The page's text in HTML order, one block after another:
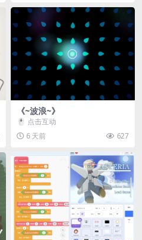
《~波浪~》
🖱️ 点击互动
6 天前
627